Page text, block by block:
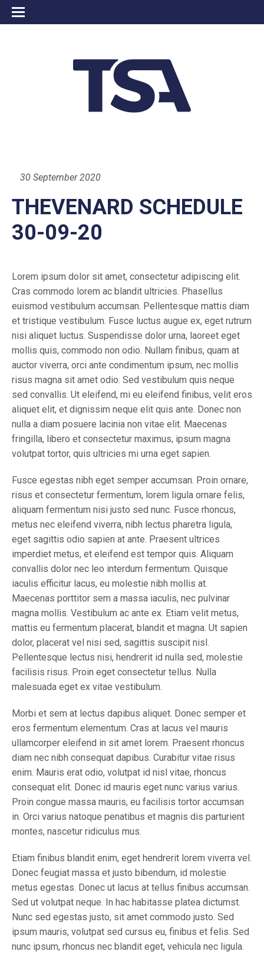
30 September 2020
THEVENARD SCHEDULE
30-09-20
Lorem ipsum dolor sit amet, consectetur adipiscing elit.
Cras commodo lorem ac blandit ultricies. Phasellus
euismod vestibulum accumsan. Pellentesque mattis diam
et tristique vestibulum. Fusce luctus augue ex, eget rutrum
nisi aliquet luctus. Suspendisse dolor urna, laoreet eget
mollis quis, commodo non odio. Nullam finibus, quam at
auctor viverra, orci ante condimentum ipsum, nec mollis
risus magna sit amet odio. Sed vestibulum quis neque
sed convallis. Ut eleifend, mi eu eleifend finibus, velit eros
aliquet elit, et dignissim neque elit quis ante. Donec non
nulla a diam posuere lacinia non vitae elit. Maecenas
fringilla, libero et consectetur maximus, ipsum magna
volutpat tortor, quis ultricies mi urna eget sapien.
Fusce egestas nibh eget semper accumsan. Proin ornare,
risus et consectetur fermentum, lorem ligula ornare felis,
aliquam fermentum nisi justo sed nunc. Fusce rhoncus,
metus nec eleifend viverra, nibh lectus pharetra ligula,
eget sagittis odio sapien at ante. Praesent ultrices
imperdiet metus, et eleifend est tempor quis. Aliquam
convallis dolor nec leo interdum fermentum. Quisque
iaculis efficitur lacus, eu molestie nibh mollis at.
Maecenas porttitor sem a massa iaculis, nec pulvinar
magna mollis. Vestibulum ac ante ex. Etiam velit metus,
mattis eu fermentum placerat, blandit et magna. Ut sapien
dolor, placerat vel nisi sed, sagittis suscipit nisl.
Pellentesque lectus nisi, hendrerit id nulla sed, molestie
facilisis risus. Proin eget consectetur tellus. Nulla
malesuada eget ex vitae vestibulum.
Morbi et sem at lectus dapibus aliquet. Donec semper et
eros fermentum elementum. Cras at lacus vel mauris
ullamcorper eleifend in sit amet lorem. Praesent rhoncus
diam nec nibh consequat dapibus. Curabitur vitae risus
enim. Mauris erat odio, volutpat id nisl vitae, rhoncus
consequat elit. Donec id mauris eget nunc varius varius.
Proin congue massa mauris, eu facilisis tortor accumsan
in. Orci varius natoque penatibus et magnis dis parturient
montes, nascetur ridiculus mus.
Etiam finibus blandit enim, eget hendrerit lorem viverra vel.
Donec feugiat massa et justo bibendum, id molestie
metus egestas. Donec ut lacus at tellus finibus accumsan.
Sed ut volutpat neque. In hac habitasse platea dictumst.
Nunc sed egestas justo, sit amet commodo justo. Sed
ipsum mauris, volutpat sed cursus eu, finibus et felis. Sed
nunc ipsum, rhoncus nec blandit eget, vehicula nec ligula.